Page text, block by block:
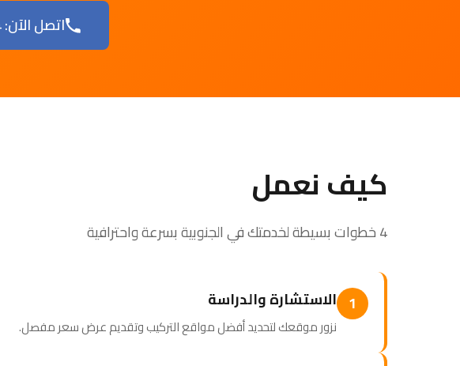
اتصل الآن: 55334254
كيف نعمل
4 خطوات بسيطة لخدمتك في الجنوبية بسرعة واحترافية
1 الاستشارة والدراسة
نزور موقعك لتحديد أفضل مواقع التركيب وتقديم عرض سعر مفصل.